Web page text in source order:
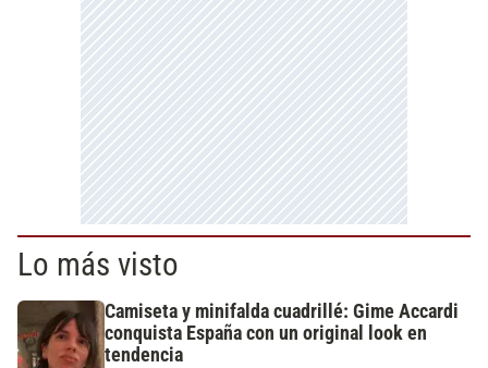
Lo más visto
Camiseta y minifalda cuadrillé: Gime Accardi
conquista España con un original look en
tendencia